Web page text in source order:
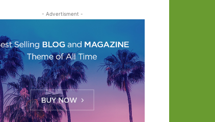
- Advertisment -